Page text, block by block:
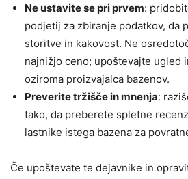
Ne ustavite se pri prvem:
podjetij za zbiranje podatkov, da
storitve in kakovost. Ne
najnižjo ceno; upoštevajte ugled
oziroma proizvajalca bazenov.
Preverite tržišče in mnenja:
tako, da preberete spletne
lastnike istega bazena za
Če upoštevate te dejavnike in